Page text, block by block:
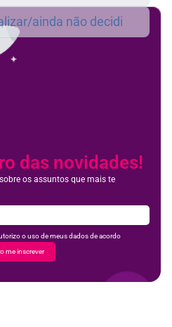
das novidades!
os assuntos que mais te
o uso de meus dados de acordo
me inscrever